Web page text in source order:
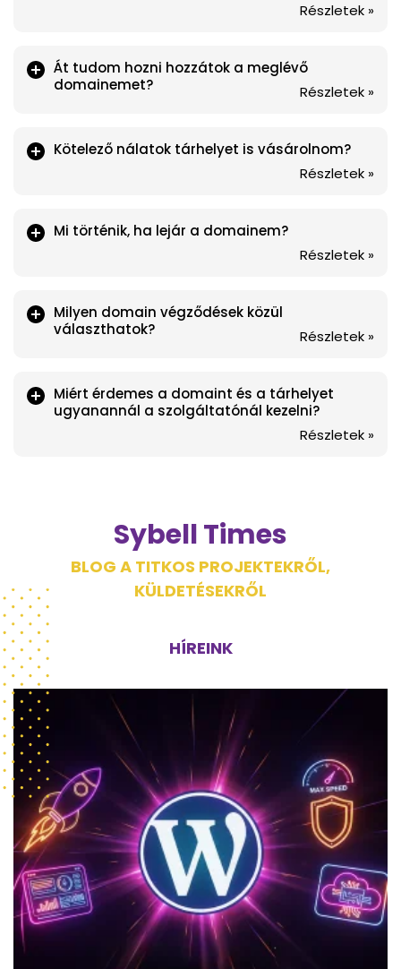
Részletek »
Át tudom hozni hozzátok a meglévő
domainemet?
Részletek »
Kötelező nálatok tárhelyet is vásárolnom?
Részletek »
Mi történik, ha lejár a domainem?
Részletek »
Milyen domain végződések közül
választhatok?
Részletek »
Miért érdemes a domaint és a tárhelyet
ugyanannál a szolgáltatónál kezelni?
Részletek »
Sybell Times
BLOG A TITKOS PROJEKTEKRŐL,
KÜLDETÉSEKRŐL
HÍREINK